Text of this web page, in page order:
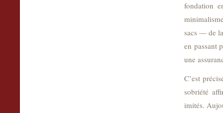
fondation
sacs — de
en passant
une
C’est
sobriété
imités.